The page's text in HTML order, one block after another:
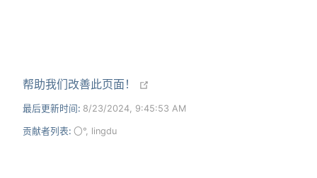
帮助我们改善此页面！
最后更新时间: 8/23/2024, 9:45:53 AM
贡献者列表: 〇°, lingdu